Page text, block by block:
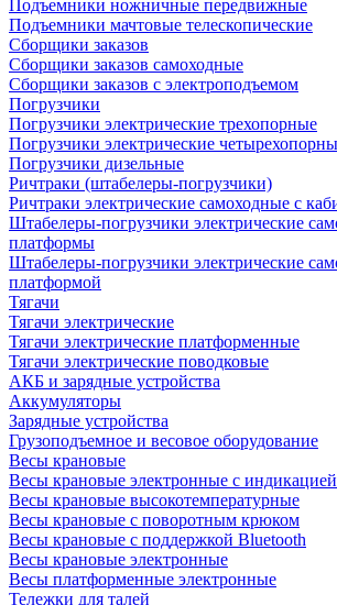
Подъемники ножничные передвижные
Подъемники мачтовые телескопические
Сборщики заказов
Сборщики заказов самоходные
Сборщики заказов с электроподъемом
Погрузчики
Погрузчики электрические трехопорные
Погрузчики электрические
Погрузчики дизельные
Ричтраки (штабелеры-погрузчики)
Ричтраки электрические самоходные с
Штабелеры-погрузчики электрические
платформы
Штабелеры-погрузчики электрические
платформой
Тягачи
Тягачи электрические
Тягачи электрические платформенные
Тягачи электрические поводковые
АКБ и зарядные устройства
Аккумуляторы
Зарядные устройства
Грузоподъемное и весовое оборудование
Весы крановые
Весы крановые электронные с индикацией
Весы крановые высокотемпературные
Весы крановые с поворотным крюком
Весы крановые с поддержкой Bluetooth
Весы крановые электронные
Весы платформенные электронные
Тележки для талей